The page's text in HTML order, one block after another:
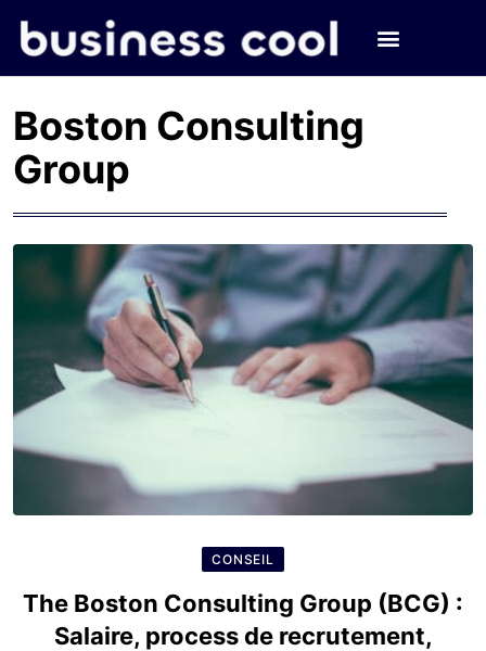
Boston Consulting
Group
CONSEIL
The Boston Consulting Group (BCG) :
Salaire, process de recrutement,